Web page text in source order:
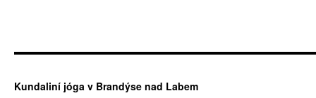
Kundaliní jóga v Brandýse nad Labem